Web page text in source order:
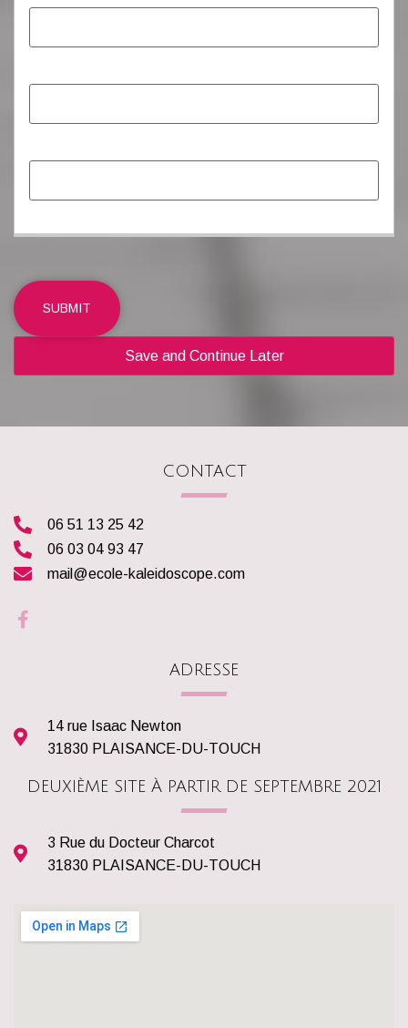
SUBMIT
Save and Continue Later
CONTACT
06 51 13 25 42
06 03 04 93 47
mail@ecole-kaleidoscope.com
ADRESSE
14 rue Isaac Newton
31830 PLAISANCE-DU-TOUCH
DEUXIÈME SITE À PARTIR DE SEPTEMBRE 2021
3 Rue du Docteur Charcot
31830 PLAISANCE-DU-TOUCH